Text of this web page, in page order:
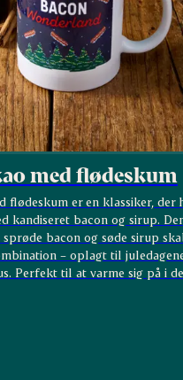
med flødeskum
flødeskum er en klassiker, der
kandiseret bacon og sirup.
bacon og søde sirup
– oplagt til
Perfekt til at varme sig på i